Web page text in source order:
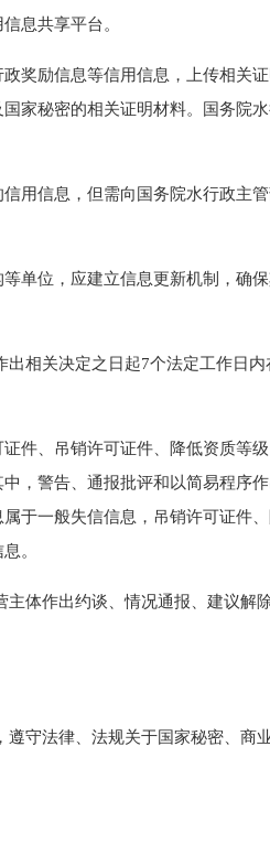
息共享平台。
励信息等信用信息，上传相关
家秘密的相关证明材料。国务院
信息，但需向国务院水行政主
位，应建立信息更新机制，确
相关决定之日起7个法定工作日内
、吊销许可证件、降低资质等
，警告、通报批评和以简易程序
于一般失信信息，吊销许可证件、
。
体作出约谈、情况通报、建议解
守法律、法规关于国家秘密、商